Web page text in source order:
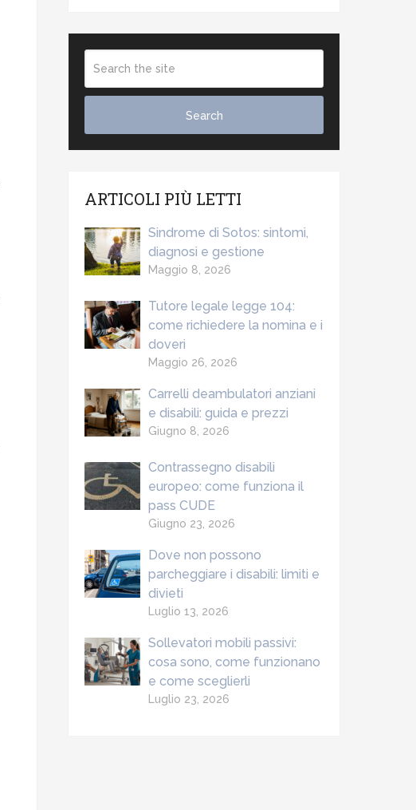
ARTICOLI PIÙ LETTI
Sindrome di Sotos: sintomi,
diagnosi e gestione
Maggio 8, 2026
Tutore legale legge 104:
come richiedere la nomina e i
doveri
Maggio 26, 2026
Carrelli deambulatori anziani
e disabili: guida e prezzi
Giugno 8, 2026
Contrassegno disabili
europeo: come funziona il
pass CUDE
Giugno 23, 2026
Dove non possono
parcheggiare i disabili: limiti e
divieti
Luglio 13, 2026
Sollevatori mobili passivi:
cosa sono, come funzionano
e come sceglierli
Luglio 23, 2026